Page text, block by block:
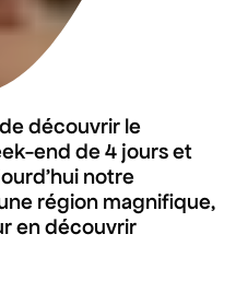
découvrir le
end de 4 jours et
notre
région magnifique,
en découvrir